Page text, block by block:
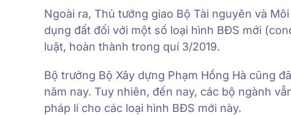
Ngoài ra, Thủ tướng giao Bộ Tài nguyên và
dụng đất đối với một số loại hình BĐS mới
luật, hoàn thành trong quí 3/2019.
Bộ trưởng Bộ Xây dựng Phạm Hồng Hà cũng
năm nay. Tuy nhiên, đến nay, các bộ ngành
pháp lí cho các loại hình BĐS mới này.